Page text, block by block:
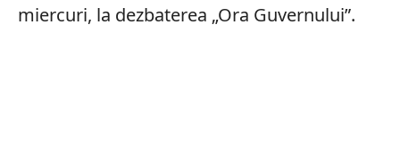
miercuri, la dezbaterea „Ora Guvernului”.